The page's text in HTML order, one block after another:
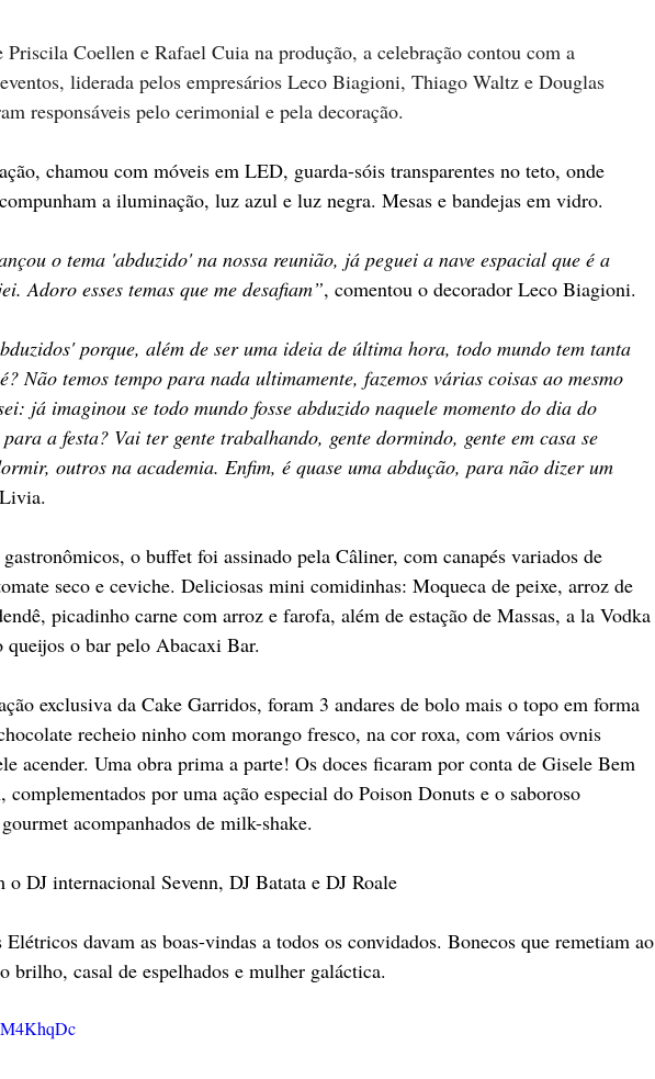
Priscila Coellen e Rafael Cuia na produção, a celebração contou com a
liderada pelos empresários Leco Biagioni, Thiago Waltz e Douglas
responsáveis pelo cerimonial e pela decoração.
chamou com móveis em LED, guarda-sóis transparentes no teto, onde
a iluminação, luz azul e luz negra. Mesas e bandejas em vidro.
o tema 'abduzido' na nossa reunião, já peguei a nave espacial que é a
Adoro esses temas que me desafiam”, comentou o decorador Leco Biagioni.
porque, além de ser uma ideia de última hora, todo mundo tem tanta
Não temos tempo para nada ultimamente, fazemos várias coisas ao mesmo
já imaginou se todo mundo fosse abduzido naquele momento do dia do
a festa? Vai ter gente trabalhando, gente dormindo, gente em casa se
outros na academia. Enfim, é quase uma abdução, para não dizer um
gastronômicos, o buffet foi assinado pela Câliner, com canapés variados de
seco e ceviche. Deliciosas mini comidinhas: Moqueca de peixe, arroz de
picadinho carne com arroz e farofa, além de estação de Massas, a la Vodka
queijos o bar pelo Abacaxi Bar.
exclusiva da Cake Garridos, foram 3 andares de bolo mais o topo em forma
recheio ninho com morango fresco, na cor roxa, com vários ovnis
acender. Uma obra prima a parte! Os doces ficaram por conta de Gisele Bem
complementados por uma ação especial do Poison Donuts e o saboroso
acompanhados de milk-shake.
o DJ internacional Sevenn, DJ Batata e DJ Roale
Elétricos davam as boas-vindas a todos os convidados. Bonecos que remetiam ao
brilho, casal de espelhados e mulher galáctica.